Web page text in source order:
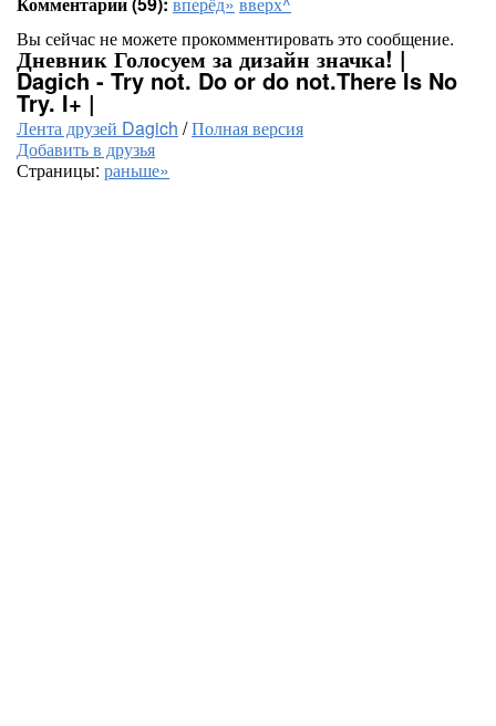
Вы сейчас не можете прокомментировать это сообщение.
Дневник Голосуем за дизайн значка! |
Dagich - Try not. Do or do not.There Is No
Try. I+ |
Лента друзей Dagich /Полная версия
Добавить в друзья
Страницы: раньше»